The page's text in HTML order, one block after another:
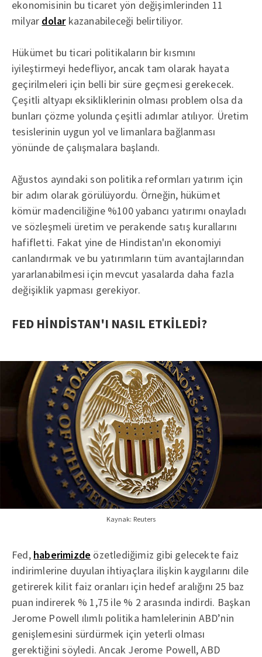
ekonomisinin bu ticaret yön değişimlerinden 11
milyar dolarkazanabileceği belirtiliyor.
Hükümet bu ticari politikaların bir kısmını
iyileştirmeyi hedefliyor, ancak tam olarak hayata
geçirilmeleri için belli bir süre geçmesi gerekecek.
Çeşitli altyapı eksikliklerinin olması problem olsa da
bunları çözme yolunda çeşitli adımlar atılıyor. Üretim
tesislerinin uygun yol ve limanlara bağlanması
yönünde de çalışmalara başlandı.
Ağustos ayındaki son politika reformları yatırım için
bir adım olarak görülüyordu. Örneğin, hükümet
kömür madenciliğine %100 yabancı yatırımı onayladı
ve sözleşmeli üretim ve perakende satış kurallarını
hafifletti. Fakat yine de Hindistan'ın ekonomiyi
canlandırmak ve bu yatırımların tüm avantajlarından
yararlanabilmesi için mevcut yasalarda daha fazla
değişiklik yapması gerekiyor.
FED HİNDİSTAN'I NASIL ETKİLEDİ?
Kaynak: Reuters
Fed, haberimizde özetlediğimiz gibi gelecekte faiz
indirimlerine duyulan ihtiyaçlara ilişkin kaygılarını dile
getirerek kilit faiz oranları için hedef aralığını 25 baz
puan indirerek % 1,75 ile % 2 arasında indirdi. Başkan
Jerome Powell ılımlı politika hamlelerinin ABD’nin
genişlemesini sürdürmek için yeterli olması
gerektiğini söyledi. Ancak Jerome Powell, ABD